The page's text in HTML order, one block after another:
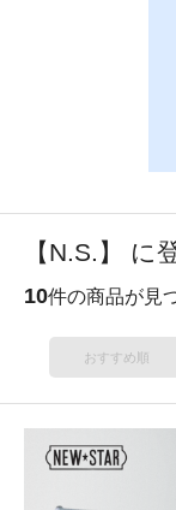
【N.S.】 に
10件の商品が見
おすすめ順